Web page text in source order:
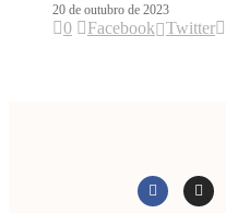
20 de outubro de 2023
0 Facebook Twitter